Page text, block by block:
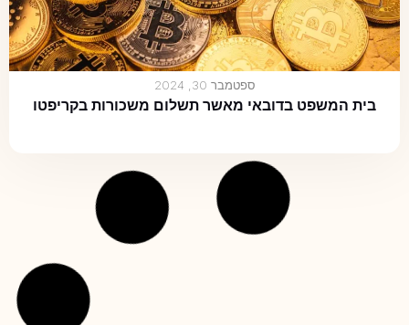
ספטמבר 30, 2024
בית המשפט בדובאי מאשר תשלום משכורות בקריפטו